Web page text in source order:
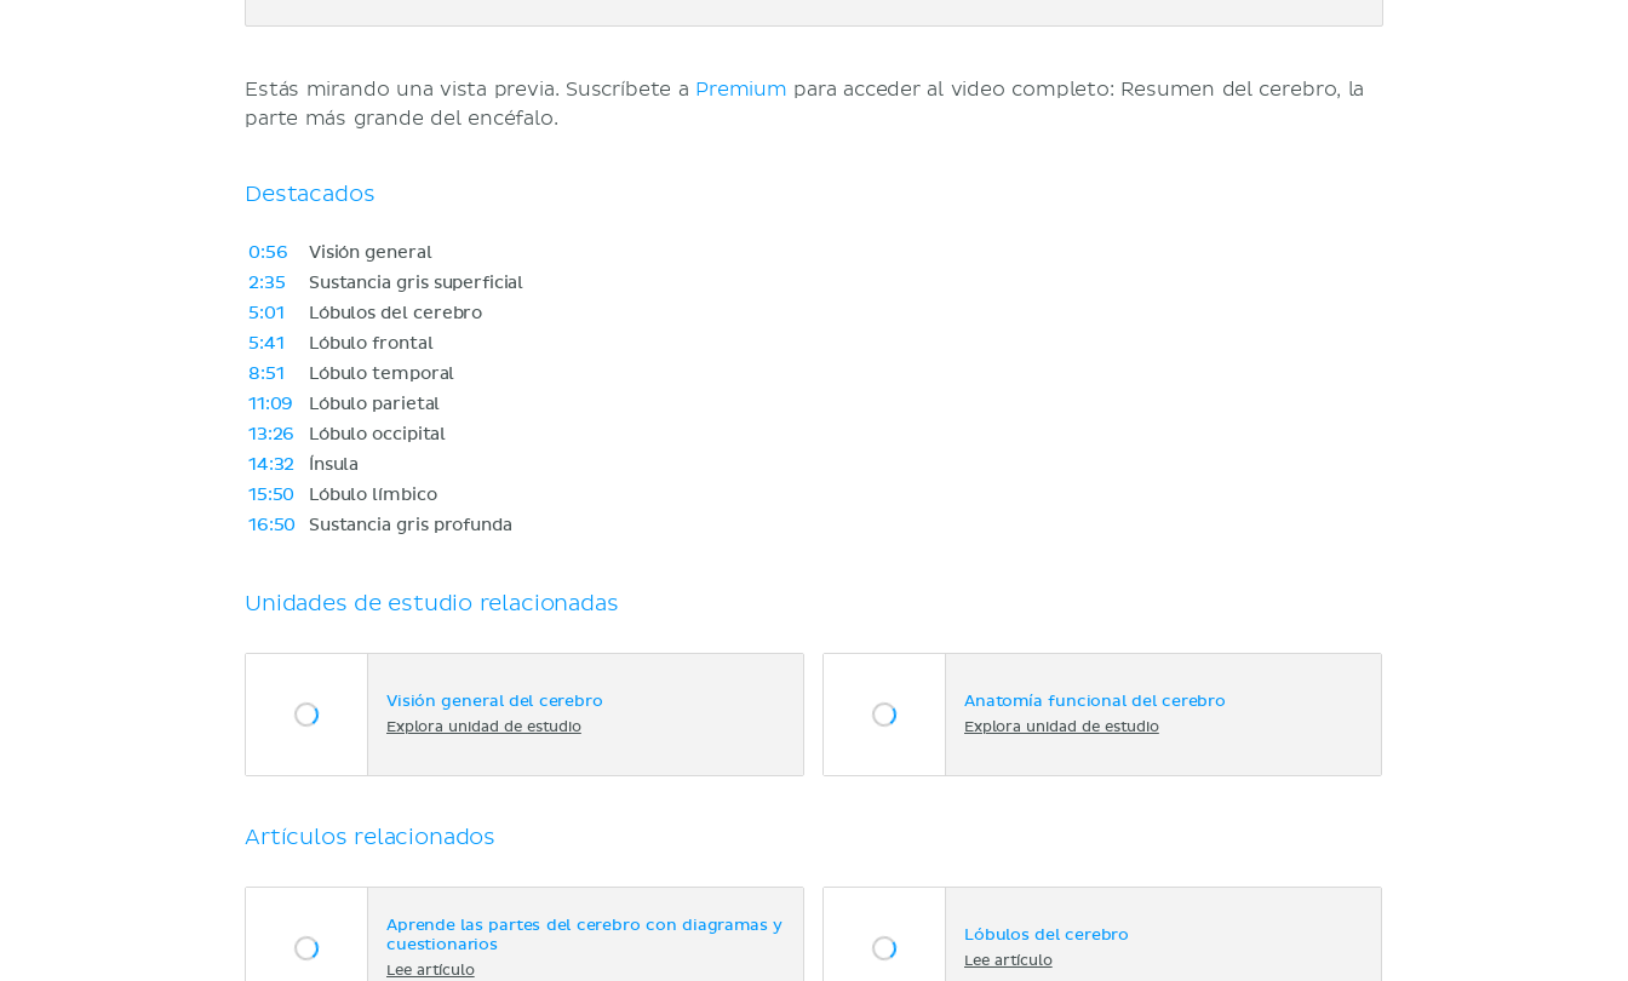
Estás mirando una vista previa. Suscríbete a Premium para acceder al video completo: Resumen del cerebro, la
parte más grande del encéfalo.
Destacados
0:56
Visión general
2:35
Sustancia gris superficial
5:01
Lóbulos del cerebro
5:41
Lóbulo frontal
8:51
Lóbulo temporal
11:09
Lóbulo parietal
13:26
Lóbulo occipital
14:32
Ínsula
15:50
Lóbulo límbico
16:50
Sustancia gris profunda
Unidades de estudio relacionadas
Visión general del cerebro
Explora unidad de estudio
Anatomía funcional del cerebro
Explora unidad de estudio
Artículos relacionados
Aprende las partes del cerebro con diagramas y
cuestionarios
Lee artículo
Lóbulos del cerebro
Lee artículo